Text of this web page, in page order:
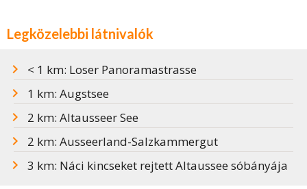
Legközelebbi látnivalók
< 1 km: Loser Panoramastrasse
1 km: Augstsee
2 km: Altausseer See
2 km: Ausseerland-Salzkammergut
3 km: Náci kincseket rejtett Altaussee sóbányája